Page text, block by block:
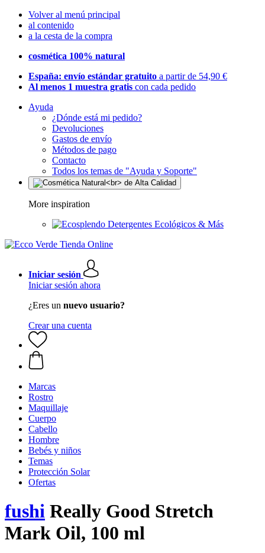
Volver al menú principal
al contenido
a la cesta de la compra
cosmética 100% natural
España: envío estándar gratuito a partir de 54,90 €
Al menos 1 muestra gratis con cada pedido
Ayuda
¿Dónde está mi pedido?
Devoluciones
Gastos de envío
Métodos de pago
Contacto
Todos los temas de "Ayuda y Soporte"
More inspiration
Detergentes Ecológicos & Más
Iniciar sesión
Iniciar sesión ahora
¿Eres un nuevo usuario?
Crear una cuenta
Marcas
Rostro
Maquillaje
Cuerpo
Cabello
Hombre
Bebés y niños
Temas
Protección Solar
Ofertas
fushi Really Good Stretch
Mark Oil, 100 ml